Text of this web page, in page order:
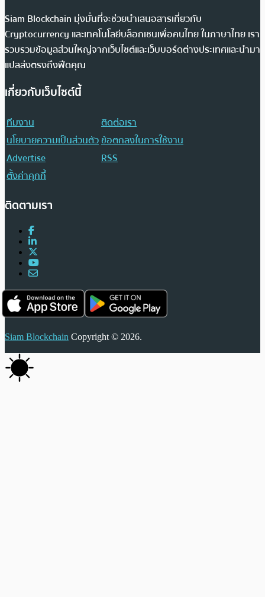
Siam Blockchain มุ่งมั่นที่จะช่วยนำเสนอสารเกี่ยวกับ
Cryptocurrency และเทคโนโลยีบล็อกเชนเพื่อคนไทย ในภาษาไทย เรา
รวบรวมข้อมูลส่วนใหญ่จากเว็บไซต์และเว็บบอร์ดต่างประเทศและนำมา
แปลส่งตรงถึงฟีดคุณ
เกี่ยวกับเว็บไซต์นี้
ทีมงาน
ติดต่อเรา
นโยบายความเป็นส่วนตัวข้อตกลงในการใช้งาน
Advertise
RSS
ตั้งค่าคุกกี้
ติดตามเรา
Siam Blockchain Copyright © 2026.